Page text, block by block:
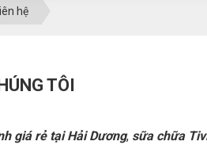
hệ
TÔI
giá rẻ tại Hải Dương, sữa chữa